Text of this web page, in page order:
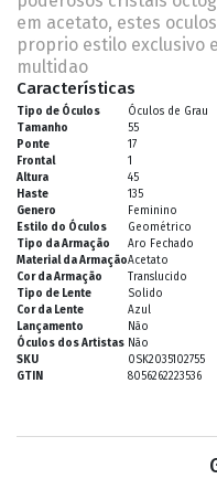
em acetato, estes
proprio estilo exclusivo
multidao
Características
Tipo de Óculos
Óculos de Grau
Tamanho
55
Ponte
17
Frontal
1
Altura
45
Haste
135
Genero
Feminino
Estilo do Óculos
Geométrico
Tipo da Armação
Aro Fechado
Material da ArmaçãoAcetato
Cor da Armação
Translucido
Tipo de Lente
Solido
Cor da Lente
Azul
Lançamento
Não
Óculos dos Artistas Não
SKU
0SK2035102755
GTIN
8056262223536